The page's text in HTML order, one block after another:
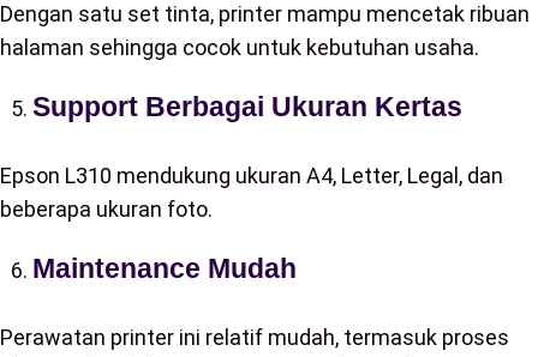
Dengan satu set tinta, printer mampu mencetak ribuan
halaman sehingga cocok untuk kebutuhan usaha.
Support Berbagai Ukuran Kertas
Epson L310 mendukung ukuran A4, Letter, Legal, dan
beberapa ukuran foto.
Maintenance Mudah
Perawatan printer ini relatif mudah, termasuk proses